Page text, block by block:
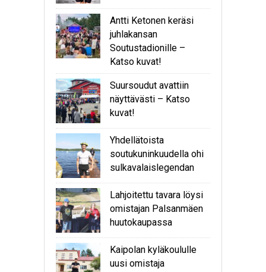
Antti Ketonen keräsi
juhlakansan
Soutustadionille –
Katso kuvat!
Suursoudut avattiin
näyttävästi – Katso
kuvat!
Yhdellätoista
soutukuninkuudella ohi
sulkavalaislegendan
Lahjoitettu tavara löysi
omistajan Palsanmäen
huutokaupassa
Kaipolan kyläkoululle
uusi omistaja